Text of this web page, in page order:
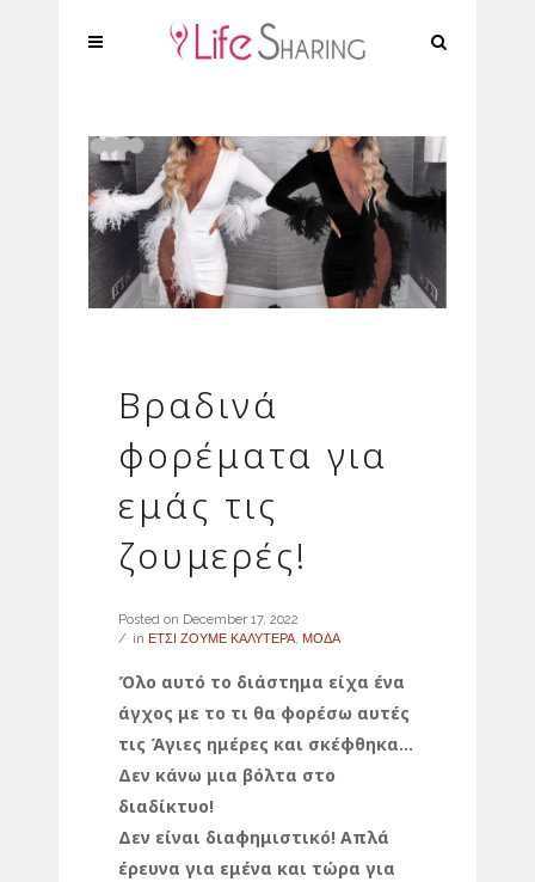
Βραδινά
φορέματα για
εμάς τις
ζουμερές!
Posted on December 17, 2022
in ΕΤΣΙ ΖΟΥΜΕ ΚΑΛΥΤΕΡΑ, ΜΟΔΑ
Όλο αυτό το διάστημα είχα ένα
άγχος με το τι θα φορέσω αυτές
τις Άγιες ημέρες και σκέφθηκα…
Δεν κάνω μια βόλτα στο
διαδίκτυο!
Δεν είναι διαφημιστικό! Απλά
έρευνα για εμένα και τώρα για